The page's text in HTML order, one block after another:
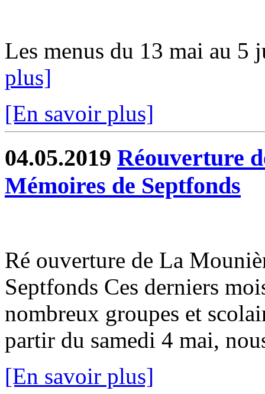
Les menus du 13 mai au 5
plus]
[En savoir plus]
04.05.2019 Réouverture
Mémoires de Septfonds
Ré ouverture de La
Septfonds Ces derniers
nombreux groupes et
partir du samedi 4 mai,
[En savoir plus]